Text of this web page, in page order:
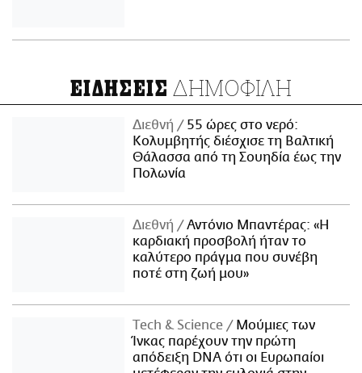
ΕΙΔΗΣΕΙΣ ΔΗΜΟΦΙΛΗ
Διεθνή
55 ώρες στο νερό:
Κολυμβητής διέσχισε τη Βαλτική
Θάλασσα από τη Σουηδία έως την
Πολωνία
Διεθνή
Αντόνιο Μπαντέρας: «Η
καρδιακή προσβολή ήταν το
καλύτερο πράγμα που συνέβη
ποτέ στη ζωή μου»
Τech & Science
Μούμιες των
Ίνκας παρέχουν την πρώτη
απόδειξη DNA ότι οι Ευρωπαίοι